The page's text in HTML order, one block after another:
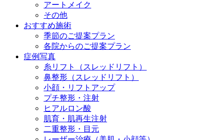
アートメイク
その他
おすすめ施術
季節のご提案プラン
各院からのご提案プラン
症例写真
糸リフト（スレッドリフト）
鼻整形（スレッドリフト）
小顔・リフトアップ
プチ整形・注射
ヒアルロン酸
肌育・肌再生注射
二重整形・目元